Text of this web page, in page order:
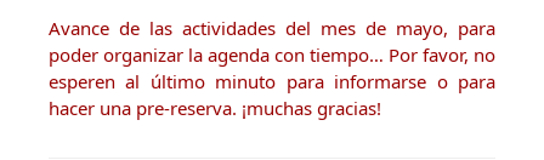
Avance de las actividades del mes de mayo, para
poder organizar la agenda con tiempo… Por favor, no
esperen al último minuto para informarse o para
hacer una pre-reserva. ¡muchas gracias!